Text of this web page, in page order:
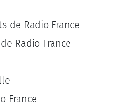
de Radio France
Radio France
France